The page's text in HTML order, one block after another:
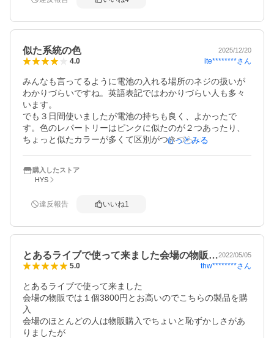
似た系統の色 2025/12/20
4.0 ite********さん
みんなも言ってるように電池の入れる場所のネジの扱いが
わかりづらいですね。英語表記ではわかりづらい人も多々
います。
でも３日間使いましたが電池の持ちも良く、よかったで
す。色のレパートリーはピンクに似たのが２つあったり、
ちょっと似たカラーが多くて区別がつきづらいのがありま
この安さでこのパフォーマンスなら安いとは思いますね。
ありがとう
もっとみる
購入したストア
HYS
違反報告 いいね1
とあるライブで使って来ました会場の物販…2022/05/05
5.0 thw********さん
とあるライブで使って来ました
会場の物販では１個3800円とお高いのでこちらの製品を購
入
会場のほとんどの人は物販購入でちょいと恥ずかしさがあ
りましたが